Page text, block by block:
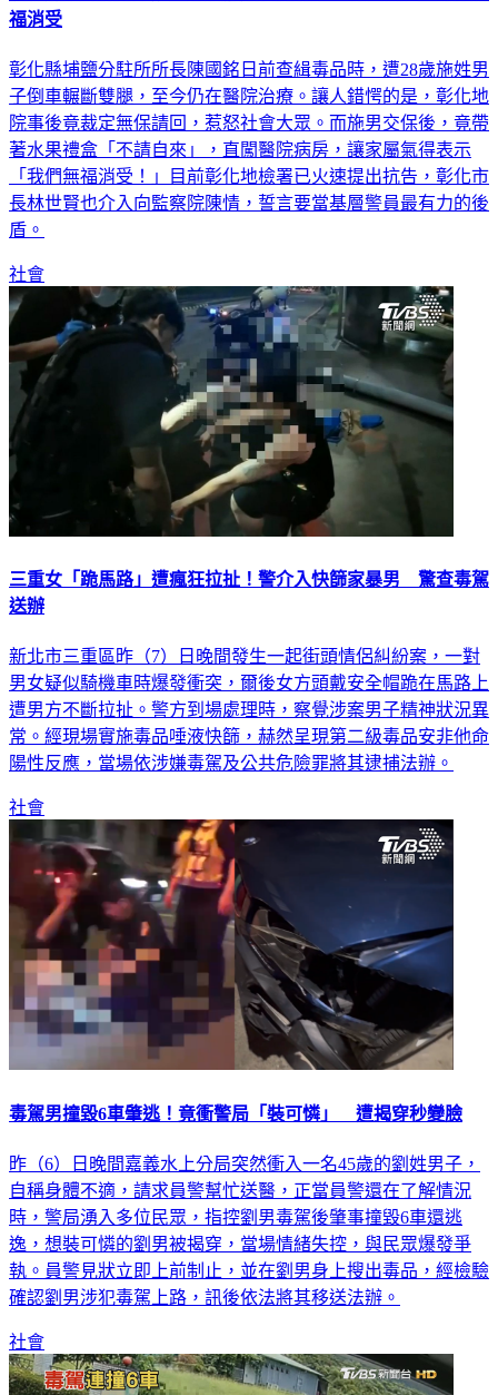
毒駕男輾斷所長雙腿「突闖病房送水果」！家屬恐懼：我們無
彰化縣埔鹽分駐所所長陳國銘日前查緝毒品時，遭28歲施姓男
子倒車輾斷雙腿，至今仍在醫院治療。讓人錯愕的是，彰化地
院事後竟裁定無保請回，惹怒社會大眾。而施男交保後，竟帶
著水果禮盒「不請自來」，直闖醫院病房，讓家屬氣得表示
「我們無福消受！」目前彰化地檢署已火速提出抗告，彰化市
長林世賢也介入向監察院陳情，誓言要當基層警員最有力的後
社會
三重女「跪馬路」遭瘋狂拉扯！警介入快篩家暴男 驚查毒駕
新北市三重區昨（7）日晚間發生一起街頭情侶糾紛案，一對
男女疑似騎機車時爆發衝突，爾後女方頭戴安全帽跪在馬路上
遭男方不斷拉扯。警方到場處理時，察覺涉案男子精神狀況異
常。經現場實施毒品唾液快篩，赫然呈現第二級毒品安非他命
社會
昨（6）日晚間嘉義水上分局突然衝入一名45歲的劉姓男子，
自稱身體不適，請求員警幫忙送醫，正當員警還在了解情況
時，警局湧入多位民眾，指控劉男毒駕後肇事撞毀6車還逃
逸，想裝可憐的劉男被揭穿，當場情緒失控，與民眾爆發爭
執。員警見狀立即上前制止，並在劉男身上搜出毒品，經檢驗
社會